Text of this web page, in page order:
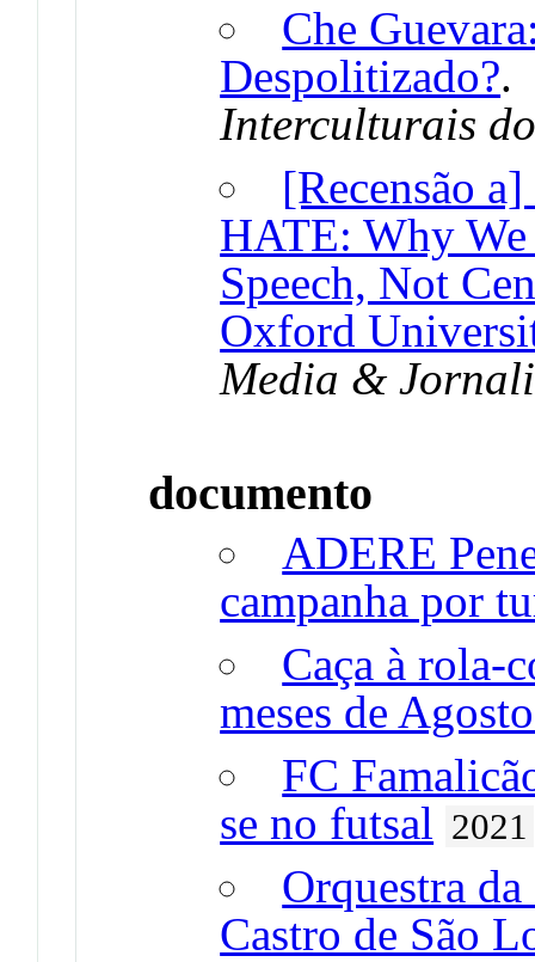
Che
Despolitizado?
Interculturais
[Recensão
HATE: Why
Speech, Not
Oxford
Media &
documento
ADERE
campanha por
Caça à rola-
meses de
FC
se no futsal 2021
Orquestra
Castro de São